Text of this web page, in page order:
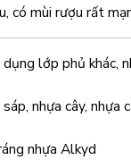
có mùi rượu rất
lớp phủ khác,
nhựa cây, nhựa
nhựa Alkyd